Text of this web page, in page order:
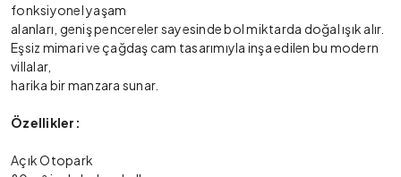
fonksiyonel yaşam
alanları, geniş pencereler sayesinde bol miktarda doğal ışık alır.
Eşsiz mimari ve çağdaş cam tasarımıyla inşa edilen bu modern
villalar,
harika bir manzara sunar.
Özellikler:
Açık Otopark